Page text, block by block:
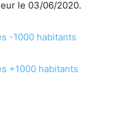
le 03/06/2020.
-1000 habitants
+1000 habitants